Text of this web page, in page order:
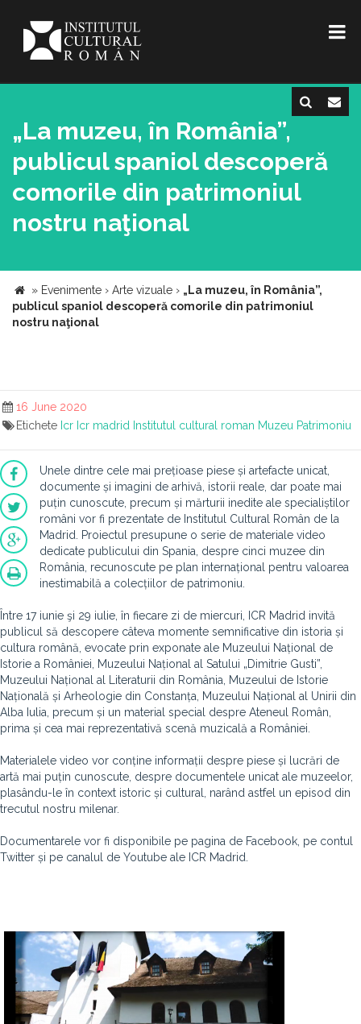
„La muzeu, în România”,
publicul spaniol descoperă
comorile din patrimoniul
nostru naţional
» Evenimente › Arte vizuale › „La muzeu, în România”,
publicul spaniol descoperă comorile din patrimoniul
nostru naţional
16 June 2020
Etichete Icr Icr madrid Institutul cultural roman Muzeu Patrimoniu
Unele dintre cele mai prețioase piese și artefacte unicat,
documente și imagini de arhivă, istorii reale, dar poate mai
puțin cunoscute, precum și mărturii inedite ale specialiștilor
români vor fi prezentate de Institutul Cultural Român de la
Madrid. Proiectul presupune o serie de materiale video
dedicate publicului din Spania, despre cinci muzee din
România, recunoscute pe plan internațional pentru valoarea
inestimabilă a colecțiilor de patrimoniu.
Între 17 iunie şi 29 iulie, în fiecare zi de miercuri, ICR Madrid invită
publicul să descopere câteva momente semnificative din istoria și
cultura română, evocate prin exponate ale Muzeului Național de
Istorie a României, Muzeului Național al Satului „Dimitrie Gusti”,
Muzeului Național al Literaturii din România, Muzeului de Istorie
Națională și Arheologie din Constanța, Muzeului Național al Unirii din
Alba Iulia, precum și un material special despre Ateneul Român,
prima și cea mai reprezentativă scenă muzicală a României.
Materialele video vor conține informații despre piese și lucrări de
artă mai puțin cunoscute, despre documentele unicat ale muzeelor,
plasându-le în context istoric și cultural, narând astfel un episod din
trecutul nostru milenar.
Documentarele vor fi disponibile pe pagina de Facebook, pe contul
Twitter și pe canalul de Youtube ale ICR Madrid.